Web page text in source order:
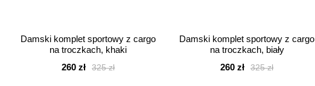
Damski komplet sportowy z cargo
na troczkach, khaki
325 zł
260 zł
Damski komplet sportowy z cargo
na troczkach, biały
325 zł
260 zł